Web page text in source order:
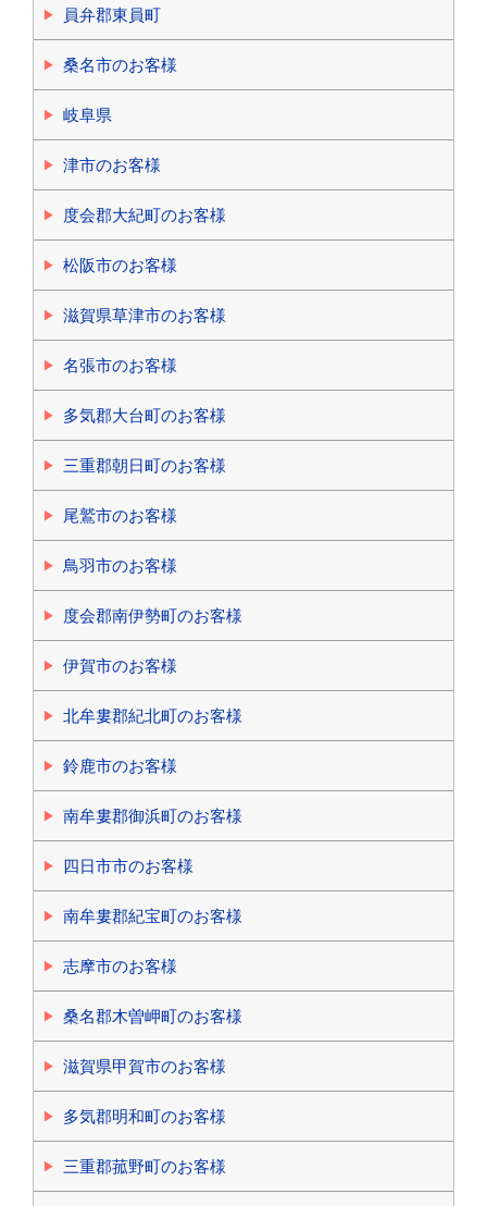
員弁郡東員町
桑名市のお客様
岐阜県
津市のお客様
度会郡大紀町のお客様
松阪市のお客様
滋賀県草津市のお客様
名張市のお客様
多気郡大台町のお客様
三重郡朝日町のお客様
尾鷲市のお客様
鳥羽市のお客様
度会郡南伊勢町のお客様
伊賀市のお客様
北牟婁郡紀北町のお客様
鈴鹿市のお客様
南牟婁郡御浜町のお客様
四日市市のお客様
南牟婁郡紀宝町のお客様
志摩市のお客様
桑名郡木曽岬町のお客様
滋賀県甲賀市のお客様
多気郡明和町のお客様
三重郡菰野町のお客様